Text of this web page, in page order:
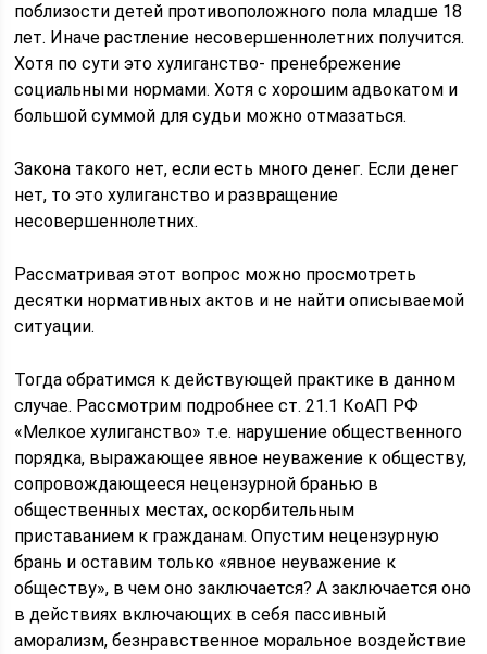
поблизости детей противоположного пола младше 18
лет. Иначе растление несовершеннолетних получится.
Хотя по сути это хулиганство- пренебрежение
социальными нормами. Хотя с хорошим адвокатом и
большой суммой для судьи можно отмазаться.
Закона такого нет, если есть много денег. Если денег
нет, то это хулиганство и развращение
несовершеннолетних.
Рассматривая этот вопрос можно просмотреть
десятки нормативных актов и не найти описываемой
ситуации.
Тогда обратимся к действующей практике в данном
случае. Рассмотрим подробнее ст. 21.1 КоАП РФ
«Мелкое хулиганство» т.е. нарушение общественного
порядка, выражающее явное неуважение к обществу,
сопровождающееся нецензурной бранью в
общественных местах, оскорбительным
приставанием к гражданам. Опустим нецензурную
брань и оставим только «явное неуважение к
обществу», в чем оно заключается? А заключается оно
в действиях включающих в себя пассивный
аморализм, безнравственное моральное воздействие